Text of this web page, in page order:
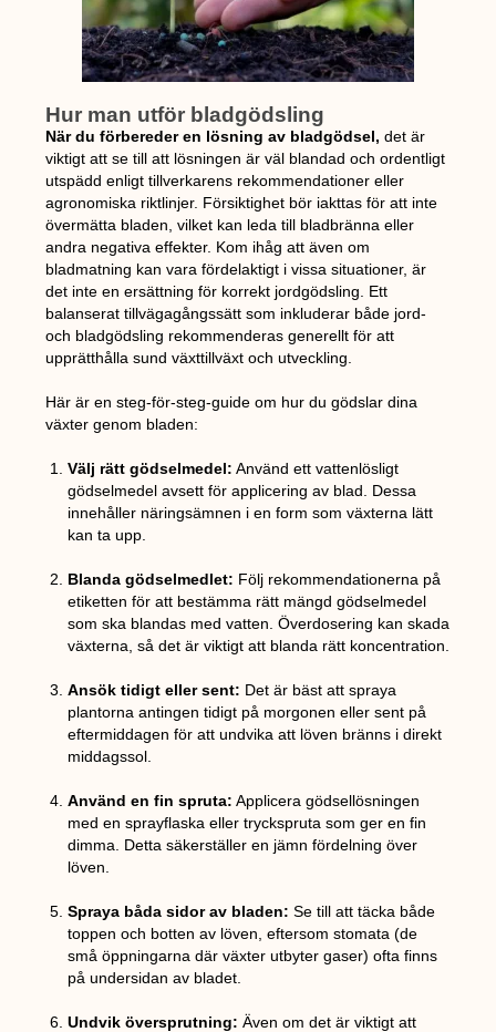
Hur man utför bladgödsling
När du förbereder en lösning av bladgödsel, det är
viktigt att se till att lösningen är väl blandad och ordentligt
utspädd enligt tillverkarens rekommendationer eller
agronomiska riktlinjer. Försiktighet bör iakttas för att inte
övermätta bladen, vilket kan leda till bladbränna eller
andra negativa effekter. Kom ihåg att även om
bladmatning kan vara fördelaktigt i vissa situationer, är
det inte en ersättning för korrekt jordgödsling. Ett
balanserat tillvägagångssätt som inkluderar både jord-
och bladgödsling rekommenderas generellt för att
upprätthålla sund växttillväxt och utveckling.
Här är en steg-för-steg-guide om hur du gödslar dina
växter genom bladen:
Välj rätt gödselmedel: Använd ett vattenlösligt
gödselmedel avsett för applicering av blad. Dessa
innehåller näringsämnen i en form som växterna lätt
kan ta upp.
Blanda gödselmedlet: Följ rekommendationerna på
etiketten för att bestämma rätt mängd gödselmedel
som ska blandas med vatten. Överdosering kan skada
växterna, så det är viktigt att blanda rätt koncentration.
Ansök tidigt eller sent: Det är bäst att spraya
plantorna antingen tidigt på morgonen eller sent på
eftermiddagen för att undvika att löven bränns i direkt
middagssol.
Använd en fin spruta: Applicera gödsellösningen
med en sprayflaska eller tryckspruta som ger en fin
dimma. Detta säkerställer en jämn fördelning över
löven.
Spraya båda sidor av bladen: Se till att täcka både
toppen och botten av löven, eftersom stomata (de
små öppningarna där växter utbyter gaser) ofta finns
på undersidan av bladet.
Undvik översprutning: Även om det är viktigt att